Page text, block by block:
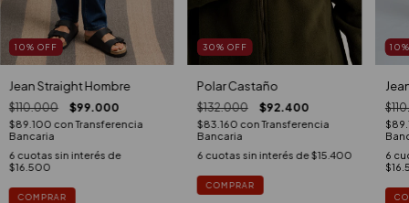
10% OFF
Jean Straight Hombre
$110.000 $99.000
$89.100 con Transferencia
Bancaria
6 cuotas sin interés de
$16.500
COMPRAR
30% OFF
Polar Castaño
$132.000 $92.400
$83.160 con Transferencia
Bancaria
6 cuotas sin interés de$15.400
COMPRAR
10
6